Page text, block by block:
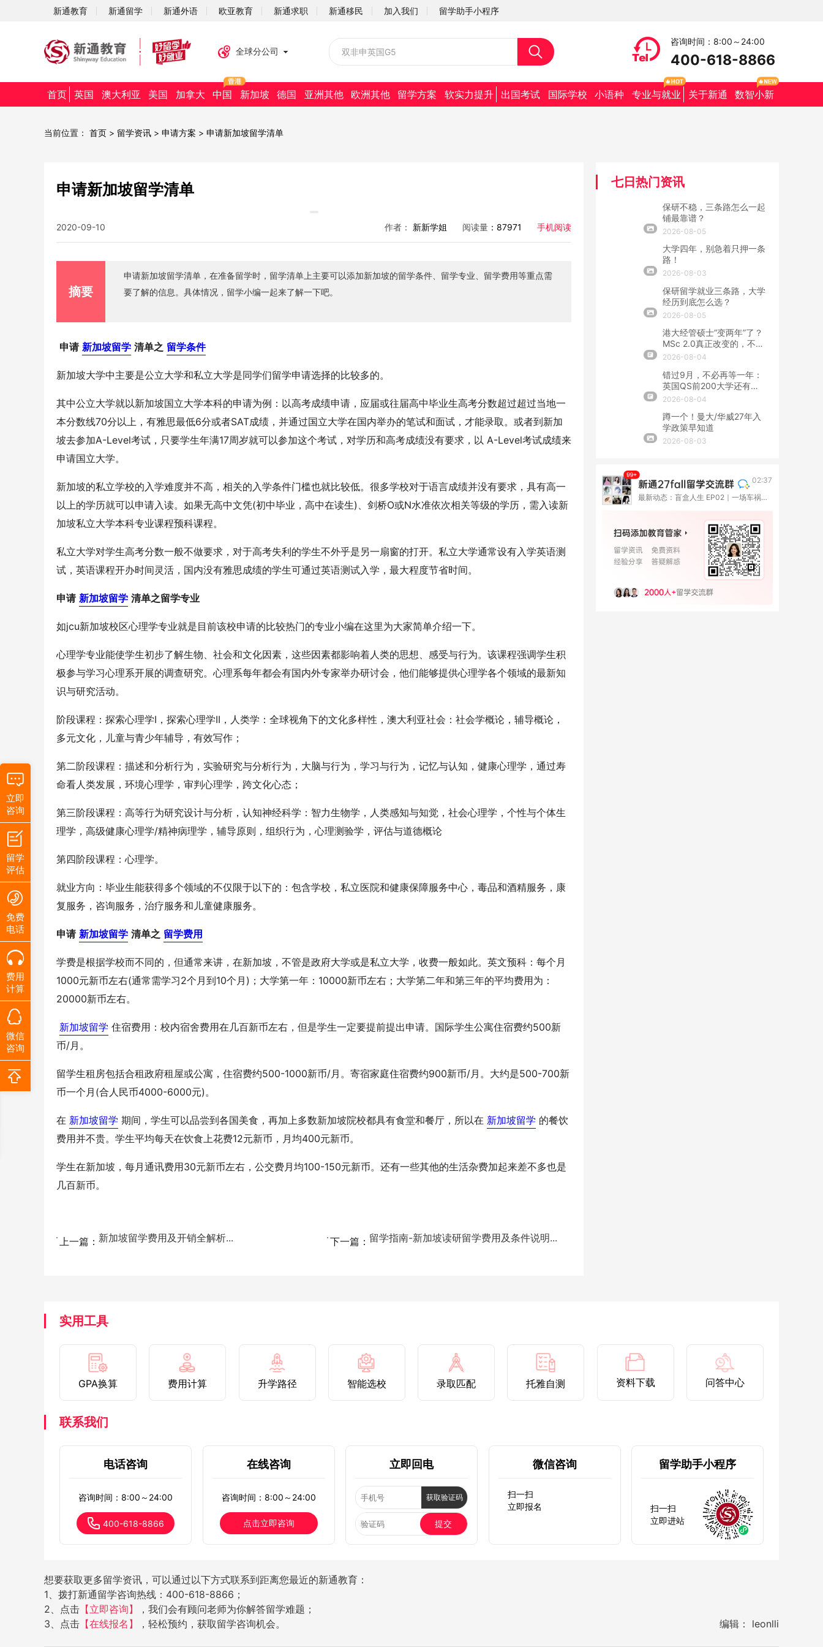
新通教育 新通留学 新通外语 欧亚教育 新通求职 新通移民 加入我们
社会招聘
留学助手小程序
全球分公司
咨询时间：8:00～24:00
400-618-8866
首页 英国 澳大利亚 美国 加拿大 中国 新加坡 德国 亚洲其他 欧洲其他 留学方案 软实力提升 出国考试 国际学校 小语种 专业与就业 关于新通 数智小新
当前位置： 首页 > 留学资讯 > 申请方案 > 申请新加坡留学清单
申请新加坡留学清单
2020-09-10 作者： 新新学姐 阅读量 ：87971 手机阅读
摘要
申请新加坡留学清单，在准备留学时，留学清单上主要可以添加新加坡的留学条件、留学专业、留学费用等重点需
要了解的信息。具体情况，留学小编一起来了解一下吧。
申请 新加坡留学 清单之 留学条件
新加坡大学中主要是公立大学和私立大学是同学们留学申请选择的比较多的。
其中公立大学就以新加坡国立大学本科的申请为例：以高考成绩申请，应届或往届高中毕业生高考分数超过超过当地一
本分数线70分以上，有雅思最低6分或者SAT成绩，并通过国立大学在国内举办的笔试和面试，才能录取。或者到新加
坡去参加A-Level考试，只要学生年满17周岁就可以参加这个考试，对学历和高考成绩没有要求，以 A-Level考试成绩来
申请国立大学。
新加坡的私立学校的入学难度并不高，相关的入学条件门槛也就比较低。很多学校对于语言成绩并没有要求，具有高一
以上的学历就可以申请入读。如果无高中文凭(初中毕业，高中在读生)、剑桥O或N水准依次相关等级的学历，需入读新
加坡私立大学本科专业课程预科课程。
私立大学对学生高考分数一般不做要求，对于高考失利的学生不外乎是另一扇窗的打开。私立大学通常设有入学英语测
试，英语课程开办时间灵活，国内没有雅思成绩的学生可通过英语测试入学，最大程度节省时间。
申请 新加坡留学 清单之留学专业
如jcu新加坡校区心理学专业就是目前该校申请的比较热门的专业小编在这里为大家简单介绍一下。
心理学专业能使学生初步了解生物、社会和文化因素，这些因素都影响着人类的思想、感受与行为。该课程强调学生积
极参与学习心理系开展的调查研究。心理系每年都会有国内外专家举办研讨会，他们能够提供心理学各个领域的最新知
识与研究活动。
阶段课程：探索心理学I，探索心理学II，人类学：全球视角下的文化多样性，澳大利亚社会：社会学概论，辅导概论，
多元文化，儿童与青少年辅导，有效写作；
第二阶段课程：描述和分析行为，实验研究与分析行为，大脑与行为，学习与行为，记忆与认知，健康心理学，通过寿
命看人类发展，环境心理学，审判心理学，跨文化心态；
第三阶段课程：高等行为研究设计与分析，认知神经科学：智力生物学，人类感知与知觉，社会心理学，个性与个体生
理学，高级健康心理学/精神病理学，辅导原则，组织行为，心理测验学，评估与道德概论
第四阶段课程：心理学。
就业方向：毕业生能获得多个领域的不仅限于以下的：包含学校，私立医院和健康保障服务中心，毒品和酒精服务，康
复服务，咨询服务，治疗服务和儿童健康服务。
申请 新加坡留学 清单之 留学费用
学费是根据学校而不同的，但通常来讲，在新加坡，不管是政府大学或是私立大学，收费一般如此。英文预科：每个月
1000元新币左右(通常需学习2个月到10个月)；大学第一年：10000新币左右；大学第二年和第三年的平均费用为：
20000新币左右。
新加坡留学 住宿费用：校内宿舍费用在几百新币左右，但是学生一定要提前提出申请。国际学生公寓住宿费约500新
币/月。
留学生租房包括合租政府租屋或公寓，住宿费约500-1000新币/月。寄宿家庭住宿费约900新币/月。大约是500-700新
币一个月(合人民币4000-6000元)。
在 新加坡留学 期间，学生可以品尝到各国美食，再加上多数新加坡院校都具有食堂和餐厅，所以在 新加坡留学 的餐饮
费用并不贵。学生平均每天在饮食上花费12元新币，月均400元新币。
学生在新加坡，每月通讯费用30元新币左右，公交费月均100-150元新币。还有一些其他的生活杂费加起来差不多也是
几百新币。
上一篇： 新加坡留学费用及开销全解析... 下一篇： 留学指南-新加坡读研留学费用及条件说明...
七日热门资讯
保研不稳，三条路怎么一起
铺最靠谱？
2026-08-05
大学四年，别急着只押一条
路！
2026-08-03
保研留学就业三条路，大学
经历到底怎么选？
2026-08-05
港大经管硕士“变两年”了？
MSc 2.0真正改变的，不只
是学制
2026-08-04
错过9月，不必再等一年：
英国QS前200大学还有春
季硕士！
2026-08-04
蹲一个！曼大/华威27年入
学政策早知道
2026-08-03
02:37
最新动态：盲盒人生 EP02｜一场车祸撞断了高考路，她却在伦敦重新长出一种人生
实用工具
GPA换算 费用计算 升学路径 智能选校 录取匹配 托雅自测 资料下载 问答中心
联系我们
电话咨询
咨询时间：8:00～24:00
400-618-8866
在线咨询
咨询时间：8:00～24:00
点击立即咨询
立即回电
获取验证码
提交
微信咨询
扫一扫
立即报名
留学助手小程序
扫一扫
立即进站
想要获取更多留学资讯，可以通过以下方式联系到距离您最近的新通教育：
1、拨打新通留学咨询热线：400-618-8866；
2、点击 【立即咨询】
，我们会有顾问老师为你解答留学难题；
3、点击 【在线报名】 ，轻松预约，获取留学咨询机会。 编辑： leonlli
立即
咨询
留学
评估
免费
电话
费用
计算
微信
咨询